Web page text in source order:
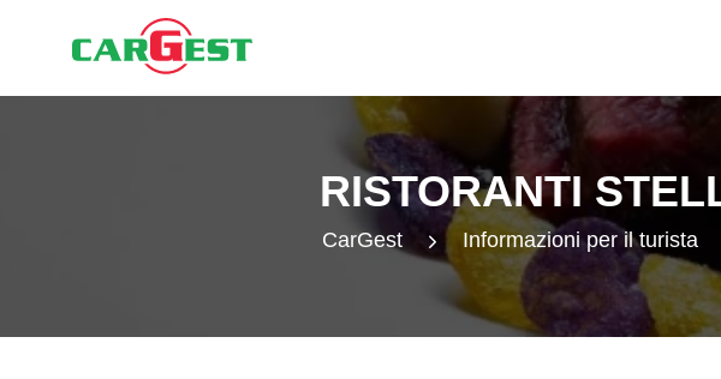
RISTORANTI
CarGest Informazioni per il turista